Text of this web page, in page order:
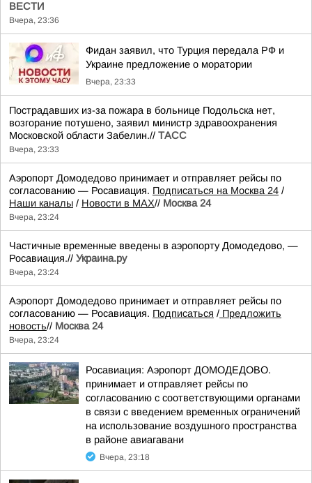
ВЕСТИ
Вчера, 23:36
Фидан заявил, что Турция передала РФ и
Украине предложение о моратории
Вчера, 23:33
Пострадавших из-за пожара в больнице Подольска нет,
возгорание потушено, заявил министр здравоохранения
Московской области Забелин.// ТАСС
Вчера, 23:33
Аэропорт Домодедово принимает и отправляет рейсы по
согласованию — Росавиация. Подписаться на Москва 24 /
Наши каналы / Новости в MAX// Москва 24
Вчера, 23:24
Частичные временные введены в аэропорту Домодедово, —
Росавиация.// Украина.ру
Вчера, 23:24
Аэропорт Домодедово принимает и отправляет рейсы по
согласованию — Росавиация. Подписаться / Предложить
новость// Москва 24
Вчера, 23:24
Росавиация: Аэропорт ДОМОДЕДОВО.
принимает и отправляет рейсы по
согласованию с соответствующими органами
в связи с введением временных ограничений
на использование воздушного пространства
в районе авиагавани
Вчера, 23:18